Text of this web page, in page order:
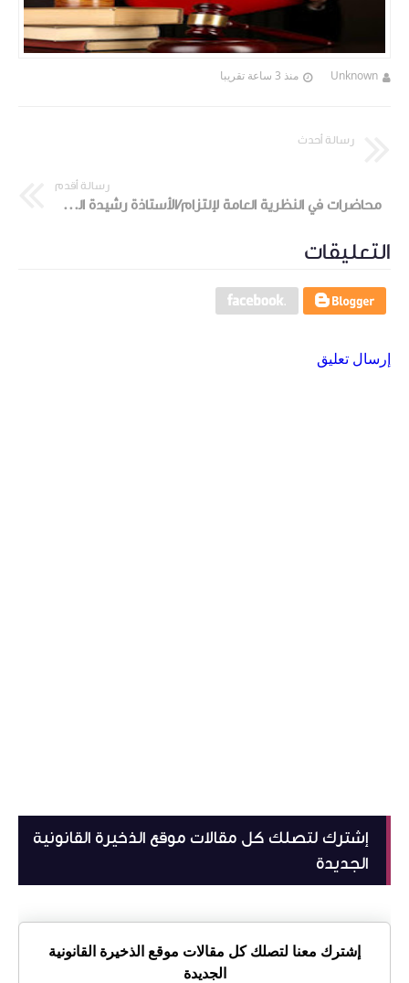
Unknown منذ 3 ساعة تقريبا
رسالة أحدث
رسالة أقدم
محاضرات في النظرية العامة لإلتزام/الأستاذة رشيدة الجلاصي
التعليقات
إرسال تعليق
إشترك لتصلك كل مقالات موقع الذخيرة القانونية
الجديدة
إشترك معنا لتصلك كل مقالات موقع الذخيرة القانونية
الجديدة